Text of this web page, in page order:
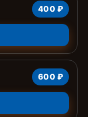
400 ₽
600 ₽